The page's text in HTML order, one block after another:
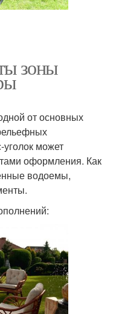
зоны
от основных
может
оформления. Как
водоемы,